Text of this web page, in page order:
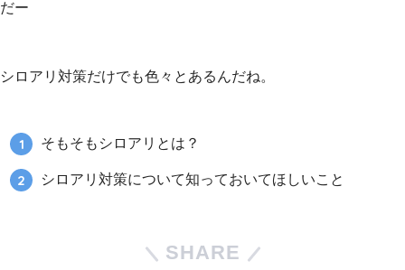
だー
シロアリ対策だけでも色々とあるんだね。
そもそもシロアリとは？
シロアリ対策について知っておいてほしいこと
SHARE